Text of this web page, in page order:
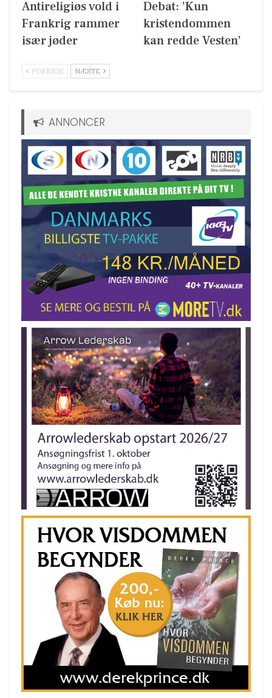
Antireligiøs vold i
Frankrig rammer
især jøder
Debat: ’Kun
kristendommen
kan redde Vesten’
FORRIGE NÆSTE
ANNONCER